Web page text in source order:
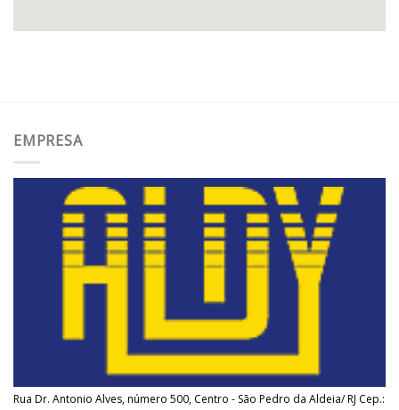
EMPRESA
Rua Dr. Antonio Alves, número 500, Centro - São Pedro da Aldeia/ RJ Cep.: